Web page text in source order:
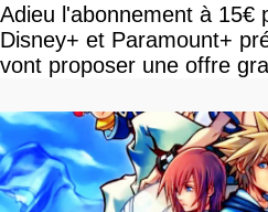
Adieu l'abonnement à 15€
Disney+ et Paramount+
vont proposer une offre